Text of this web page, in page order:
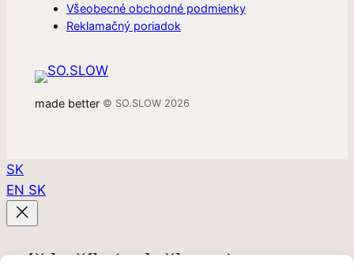
Všeobecné obchodné podmienky
Reklamačný poriadok
made better© SO.SLOW 2026
SK
EN SK
Váš košík(položky: 0)